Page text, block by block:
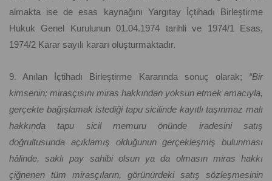
almakta ise de esas kaynağını Yargıtay İçtihadı Birleştirme
Hukuk Genel Kurulunun 01.04.1974 tarihli ve 1974/1 Esas,
1974/2 Karar sayılı kararı oluşturmaktadır.
9. Anılan İçtihadı Birleştirme Kararında sonuç olarak; “Bir
kimsenin; mirasçısını miras hakkından yoksun etmek amacıyla,
gerçekte bağışlamak istediği tapu sicilinde kayıtlı taşınmaz malı
hakkında tapu sicil memuru önünde iradesini satış
doğrultusunda açıklamış olduğunun gerçekleşmiş bulunması
hâlinde, saklı pay sahibi olsun ya da olmasın miras hakkı
çiğnenen tüm mirasçıların, görünürdeki satış sözleşmesinin